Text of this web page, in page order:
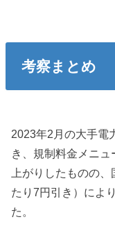
考察まとめ
2023年2月の大手電
き、規制料金メニ
上がりしたものの
たり7円引き）によ
た。